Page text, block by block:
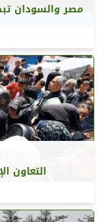
مصر والسودان
التعاون